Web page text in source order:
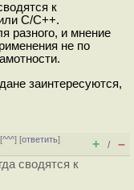
к
C/C++.
разного, и мнение
не по
заинтересуются,
^^^] [ответить]
+ / –
сводятся к